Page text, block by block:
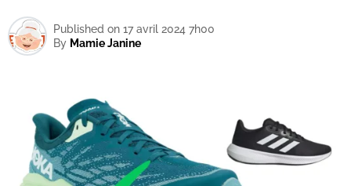
By Mamie Janine
Published on 17 avril 2024 7h00